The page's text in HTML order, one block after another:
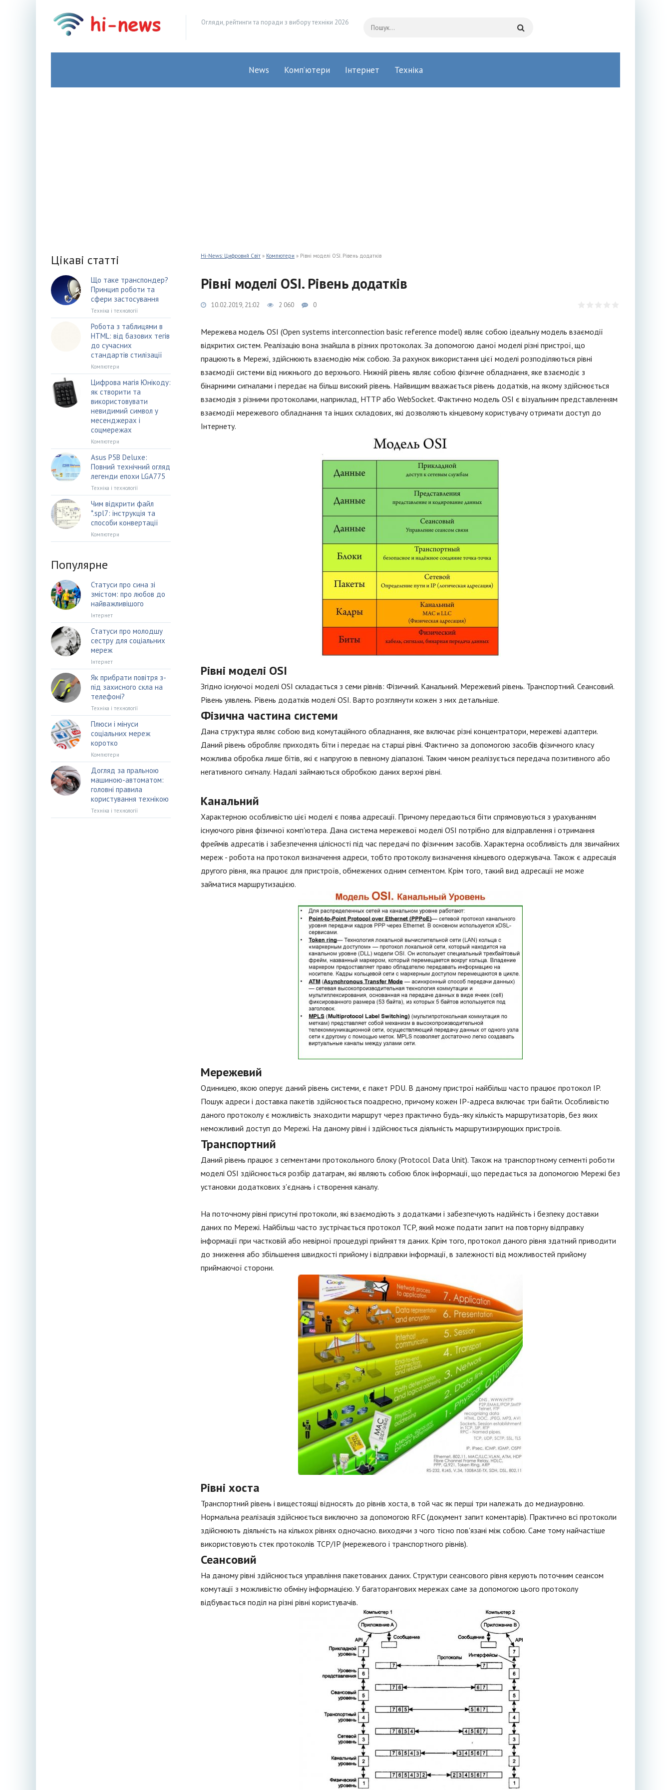
Огляди, рейтинги та поради з вибору техніки 2026
News Комп’ютери Інтернет Техніка
Hi-News: Цифровий Світ » Компютери » Рівні моделі OSI. Рівень додатків
Рівні моделі OSI. Рівень додатків
10.02.2019, 21:02 2 060 0
Мережева модель OSI (Open systems interconnection basic reference model) являє собою ідеальну модель взаємодії
відкритих систем. Реалізацію вона знайшла в різних протоколах. За допомогою даної моделі різні пристрої, що
працюють в Мережі, здійснюють взаємодію між собою. За рахунок використання цієї моделі розподіляються рівні
взаємодії системи від нижнього до верхнього. Нижній рівень являє собою фізичне обладнання, яке взаємодіє з
бінарними сигналами і передає на більш високий рівень. Найвищим вважається рівень додатків, на якому здійснюється
взаємодія з різними протоколами, наприклад, HTTP або WebSocket. Фактично модель OSI є візуальним представленням
взаємодії мережевого обладнання та інших складових, які дозволяють кінцевому користувачу отримати доступ до
Інтернету.
Рівні моделі OSI
Згідно існуючої моделі OSI складається з семи рівнів: Фізичний. Канальний. Мережевий рівень. Транспортний. Сеансовий.
Рівень уявлень. Рівень додатків моделі OSI. Варто розглянути кожен з них детальніше.
Фізична частина системи
Дана структура являє собою вид комутаційного обладнання, яке включає різні концентратори, мережеві адаптери.
Даний рівень обробляє приходять біти і передає на старші рівні. Фактично за допомогою засобів фізичного класу
можлива обробка лише бітів, які є напругою в певному діапазоні. Таким чином реалізується передача позитивного або
негативного сигналу. Надалі займаються обробкою даних верхні рівні.
Канальний
Характерною особливістю цієї моделі є поява адресації. Причому передаються біти спрямовуються з урахуванням
існуючого рівня фізичної комп'ютера. Дана система мережевої моделі OSI потрібно для відправлення і отримання
фреймів адресатів і забезпечення цілісності під час передачі по фізичним засобів. Характерна особливість для звичайних
мереж - робота на протокол визначення адреси, тобто протоколу визначення кінцевого одержувача. Також є адресація
другого рівня, яка працює для пристроїв, обмежених одним сегментом. Крім того, такий вид адресації не може
займатися маршрутизацією.
Мережевий
Одиницею, якою оперує даний рівень системи, є пакет PDU. В даному пристрої найбільш часто працює протокол IP.
Пошук адреси і доставка пакетів здійснюється поадресно, причому кожен IP-адреса включає три байти. Особливістю
даного протоколу є можливість знаходити маршрут через практично будь-яку кількість маршрутизаторів, без яких
неможливий доступ до Мережі. На даному рівні і здійснюється діяльність маршрутизирующих пристроїв.
Транспортний
Даний рівень працює з сегментами протокольного блоку (Protocol Data Unit). Також на транспортному сегменті роботи
моделі OSI здійснюється розбір датаграм, які являють собою блок інформації, що передається за допомогою Мережі без
установки додаткових з'єднань і створення каналу.
На поточному рівні присутні протоколи, які взаємодіють з додатками і забезпечують надійність і безпеку доставки
даних по Мережі. Найбільш часто зустрічається протокол TCP, який може подати запит на повторну відправку
інформації при частковій або невірної процедурі прийняття даних. Крім того, протокол даного рівня здатний приводити
до зниження або збільшення швидкості прийому і відправки інформації, в залежності від можливостей прийому
приймаючої сторони.
Рівні хоста
Транспортний рівень і вищестоящі відносять до рівнів хоста, в той час як перші три належать до медиауровню.
Нормальна реалізація здійснюється виключно за допомогою RFC (документ запит коментарів). Практично всі протоколи
здійснюють діяльність на кількох рівнях одночасно. виходячи з чого тісно пов'язані між собою. Саме тому найчастіше
використовують стек протоколів TCP/IP (мережевого і транспортного рівнів).
Сеансовий
На даному рівні здійснюється управління пакетованих даних. Структури сеансового рівня керують поточним сеансом
комутації з можливістю обміну інформацією. У багаторангових мережах саме за допомогою цього протоколу
відбувається поділ на різні рівні користувачів.
Цікаві статті
Що таке транспондер?
Принцип роботи та
сфери застосування
Техніка і технології
Робота з таблицями в
HTML: від базових тегів
до сучасних
стандартів стилізації
Компютери
Цифрова магія Юнікоду:
як створити та
використовувати
невидимий символ у
месенджерах і
соцмережах
Компютери
Asus P5B Deluxe:
Повний технічний огляд
легенди епохи LGA775
Техніка і технології
Чим відкрити файл
*.spl7: інструкція та
способи конвертації
Компютери
Популярне
Статуси про сина зі
змістом: про любов до
найважливішого
Інтернет
Статуси про молодшу
сестру для соціальних
мереж
Інтернет
Як прибрати повітря з-
під захисного скла на
телефоні?
Техніка і технології
Плюси і мінуси
соціальних мереж
коротко
Компютери
Догляд за пральною
машиною-автоматом:
головні правила
користування технікою
Техніка і технології